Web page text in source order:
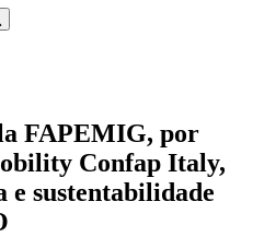
FAPEMIG, por
Confap Italy,
e sustentabilidade